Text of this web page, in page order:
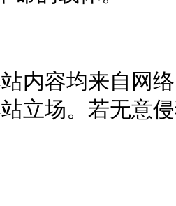
站内容均来自网
立场。若无意